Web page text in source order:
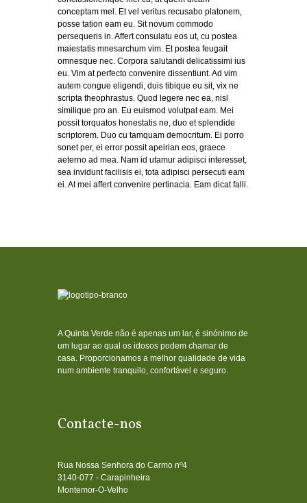
conceptam mel. Et vel veritus recusabo platonem,
posse tation eam eu. Sit novum commodo
persequeris in. Affert consulatu eos ut, cu postea
maiestatis mnesarchum vim. Et postea feugait
omnesque nec. Corpora salutandi delicatissimi ius
eu. Vim at perfecto convenire dissentiunt. Ad vim
autem congue eligendi, duis tibique eu sit, vix ne
scripta theophrastus. Quod legere nec ea, nisl
similique pro an. Eu euismod volutpat eam. Mei
possit torquatos honestatis ne, duo et splendide
scriptorem. Duo cu tamquam democritum. Ei porro
sonet per, ei error possit apeirian eos, graece
aeterno ad mea. Nam id utamur adipisci interesset,
sea invidunt facilisis ei, tota adipisci persecuti eam
ei. At mei affert convenire pertinacia. Eam dicat falli.
A Quinta Verde não é apenas um lar, é sinónimo de
um lugar ao qual os idosos podem chamar de
casa. Proporcionamos a melhor qualidade de vida
num ambiente tranquilo, confortável e seguro.
Contacte-nos
Rua Nossa Senhora do Carmo nº4
3140-077 - Carapinheira
Montemor-O-Velho